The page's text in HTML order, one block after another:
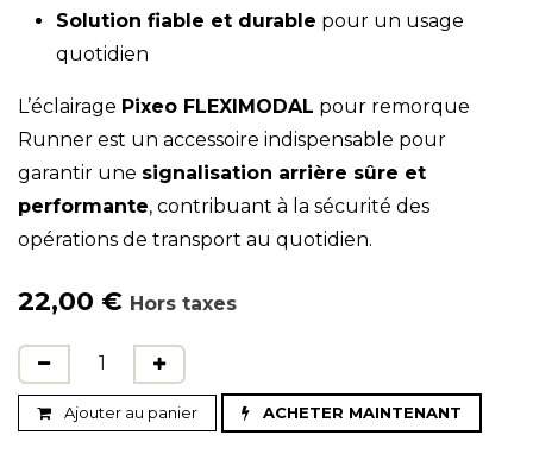
Solution fiable et durable pour un usage
quotidien
L’éclairage Pixeo FLEXIMODAL pour remorque
Runner est un accessoire indispensable pour
garantir une signalisation arrière sûre et
performante, contribuant à la sécurité des
opérations de transport au quotidien.
22,00 € Hors taxes
Ajouter au panier ACHETER MAINTENANT